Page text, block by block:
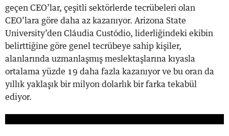
geçen CEO’lar, çeşitli sektörlerde tecrübeleri olan
CEO’lara göre daha az kazanıyor. Arizona State
University’den Cláudia Custódio, liderliğindeki ekibin
belirttiğine göre genel tecrübeye sahip kişiler,
alanlarında uzmanlaşmış meslektaşlarına kıyasla
ortalama yüzde 19 daha fazla kazanıyor ve bu oran da
yıllık yaklaşık bir milyon dolarlık bir farka tekabül
ediyor.